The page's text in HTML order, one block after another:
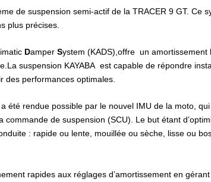
de suspension semi-actif de la TRACER 9 GT. Ce
plus précises.
DamperSystem (KADS),offre un amortissement
suspension KAYABA est capable de répondre
des performances optimales.
été rendue possible par le nouvel IMU de la moto,
commande de suspension (SCU). Le but étant
: rapide ou lente, mouillée ou sèche, lisse ou
rapides aux réglages d’amortissement en